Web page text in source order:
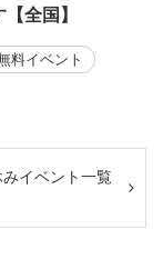
全国】
料イベント
イベント一覧